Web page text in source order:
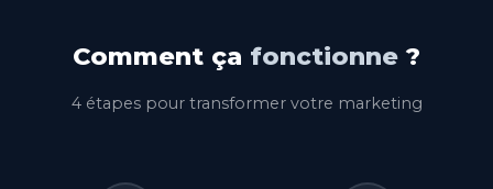
Comment ça fonctionne ?
4 étapes pour transformer votre marketing